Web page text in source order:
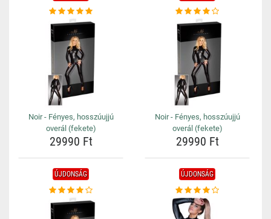
Noir - Fényes, hosszúujjú
overál (fekete)
29990 Ft
Noir - Fényes, hosszúujjú
overál (fekete)
29990 Ft
ÚJDONSÁG ÚJDONSÁG